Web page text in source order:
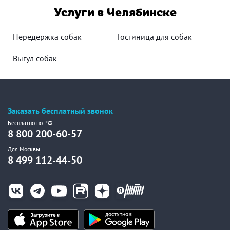
Услуги в Челябинске
Передержка собак Гостиница для собак
Выгул собак
Заказать бесплатный звонок
Бесплатно по РФ
8 800 200-60-57
Для Москвы
8 499 112-44-50